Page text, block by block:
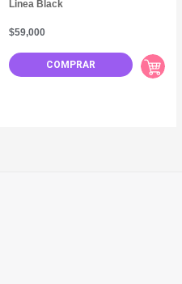
Linea Black
COMPRAR
$59,000